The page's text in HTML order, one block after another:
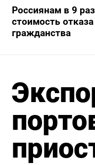
Россиянам в 9
стоимость
гражданства